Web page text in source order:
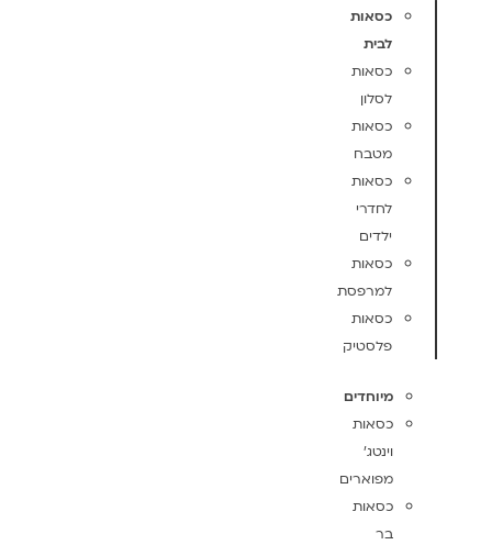
כסאות
לבית
כסאות
לסלון
כסאות
מטבח
כסאות
לחדרי
ילדים
כסאות
למרפסת
כסאות
פלסטיק
מיוחדים
כסאות
וינטג'
מפוארים
כסאות
בר